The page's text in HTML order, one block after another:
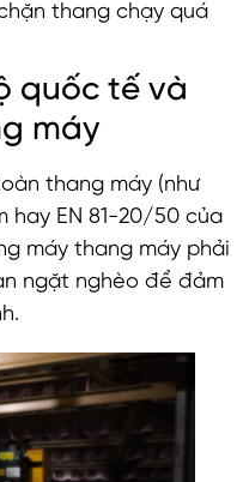
thang chạy quá
quốc tế và
máy
thang máy (như
hay EN 81-20/50 của
máy thang máy phải
ngặt nghèo để đảm